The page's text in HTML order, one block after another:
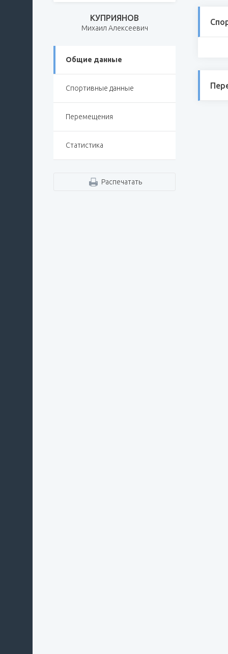
КУПРИЯНОВ
Михаил Алексеевич
Общие данные
Спортивные данные
Перемещения
Статистика
Распечатать